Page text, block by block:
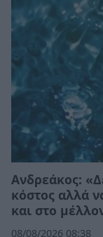
Ανδρεάκος:
κόστος αλλά
και στο
08/08/2026 08:38